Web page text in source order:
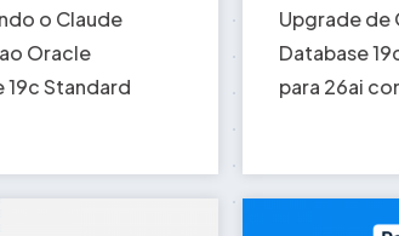
o Claude
Oracle
19c Standard
Upgrade de
Database
para 26ai